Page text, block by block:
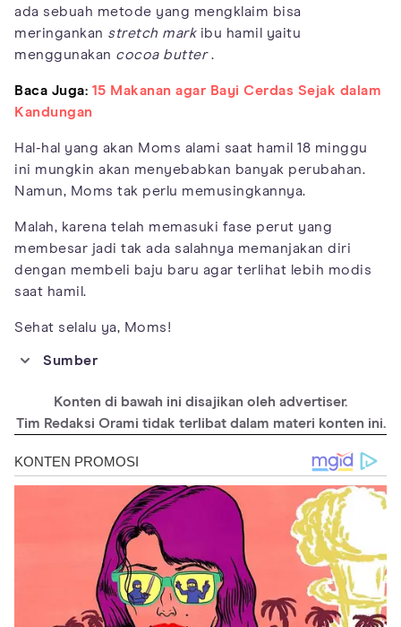
ada sebuah metode yang mengklaim bisa
meringankan stretch markibu hamil yaitu
menggunakan cocoa butter.
Baca Juga: 15 Makanan agar Bayi Cerdas Sejak dalam
Kandungan
Hal-hal yang akan Moms alami saat hamil 18 minggu
ini mungkin akan menyebabkan banyak perubahan.
Namun, Moms tak perlu memusingkannya.
Malah, karena telah memasuki fase perut yang
membesar jadi tak ada salahnya memanjakan diri
dengan membeli baju baru agar terlihat lebih modis
saat hamil.
Sehat selalu ya, Moms!
Sumber
ancy-week-by-week
https://www.pregnancybirthbaby.org.au/pregnancy-at-week-18
Konten di bawah ini disajikan oleh advertiser.
Tim Redaksi Orami tidak terlibat dalam materi konten ini.